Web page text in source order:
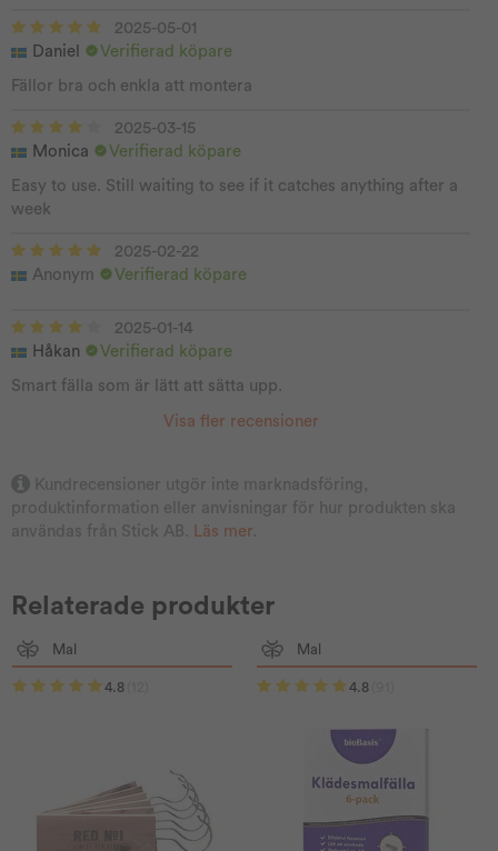
2025-05-01
Daniel
Verifierad köpare
Fällor bra och enkla att montera
2025-03-15
Monica
Verifierad köpare
Easy to use. Still waiting to see if it catches anything after a
week
2025-02-22
Anonym
Verifierad köpare
2025-01-14
Håkan
Verifierad köpare
Smart fälla som är lätt att sätta upp.
Visa fler recensioner
Kundrecensioner utgör inte marknadsföring,
produktinformation eller anvisningar för hur produkten ska
användas från Stick AB.
Läs mer
Relaterade produkter
Mal
4.8
Mal
4.8